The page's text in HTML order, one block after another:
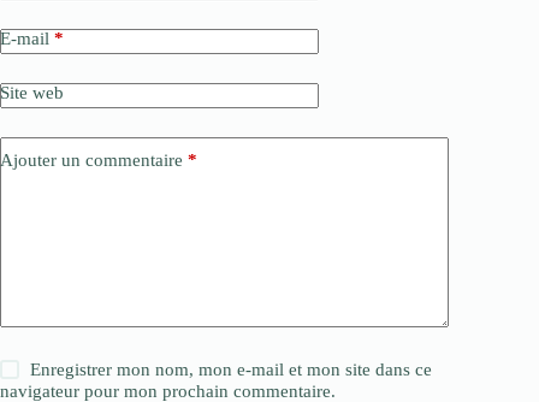
E-mail *
Site web
Ajouter un commentaire *
Enregistrer mon nom, mon e-mail et mon site dans ce
navigateur pour mon prochain commentaire.